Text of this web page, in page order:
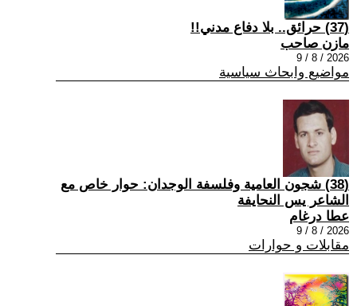
(37) حرائق.. بلا دفاع مدني!!
مازن صاحب
2026 / 8 / 9
مواضيع وابحاث سياسية
(38) شجون العامية وفلسفة الوجدان: حوار خاص مع
الشاعر يس النحايفة
عطا درغام
2026 / 8 / 9
مقابلات و حوارات